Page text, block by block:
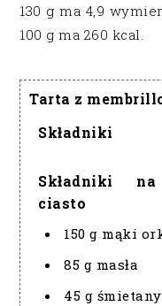
130 g ma 4,9
100 g ma 260 kcal.
Tarta z
Składniki
Składniki
ciasto
150 g mąki
85 g masła
45 g śmietany